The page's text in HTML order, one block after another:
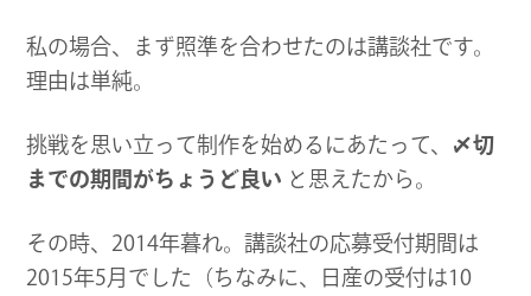
私の場合、まず照準を合わせたのは講談社です。
理由は単純。
挑戦を思い立って制作を始めるにあたって、 〆切
までの期間がちょうど良い と思えたから。
その時、2014年暮れ。講談社の応募受付期間は
2015年5月でした（ちなみに、日産の受付は10